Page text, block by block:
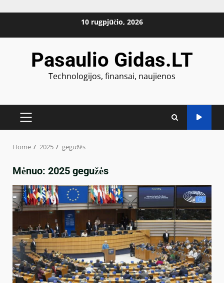
10 rugpjūčio, 2026
Pasaulio Gidas.LT
Technologijos, finansai, naujienos
PRIMARY
Home 2025 gegužės
Mėnuo: 2025 gegužės